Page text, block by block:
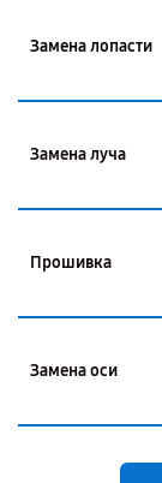
Замена лопасти
Замена луча
Прошивка
Замена оси